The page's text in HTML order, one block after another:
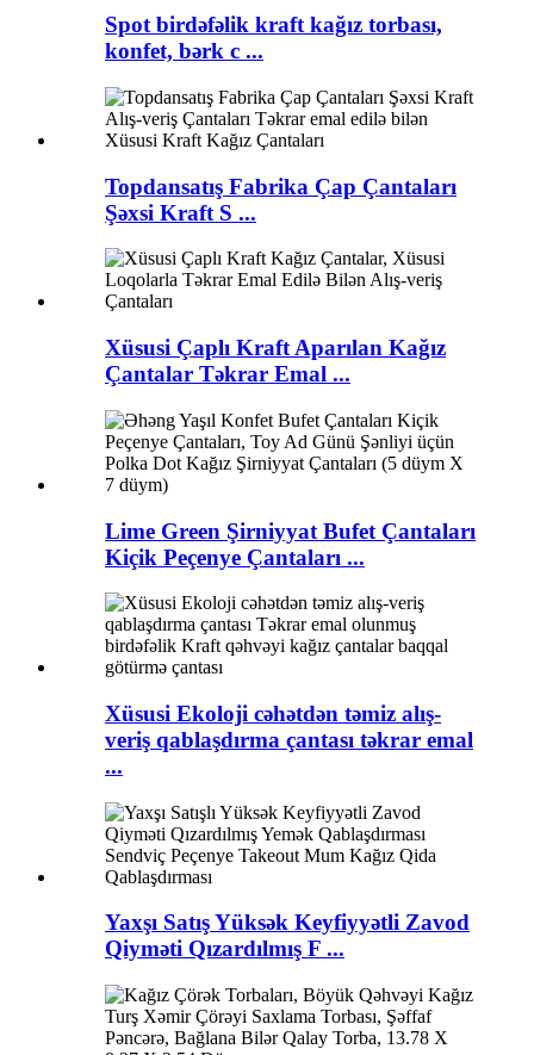
Spot birdəfəlik kraft kağız torbası,
konfet, bərk c ...
Topdansatış Fabrika Çap Çantaları
Şəxsi Kraft S ...
Xüsusi Çaplı Kraft Aparılan Kağız
Çantalar Təkrar Emal ...
Lime Green Şirniyyat Bufet Çantaları
Kiçik Peçenye Çantaları ...
Xüsusi Ekoloji cəhətdən təmiz alış-
veriş qablaşdırma çantası təkrar emal
...
Yaxşı Satış Yüksək Keyfiyyətli Zavod
Qiyməti Qızardılmış F ...